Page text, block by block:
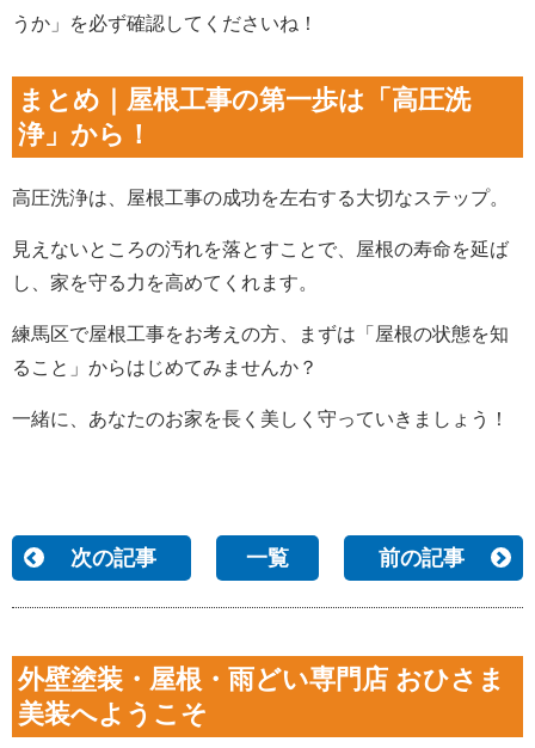
うか」を必ず確認してくださいね！
まとめ｜屋根工事の第一歩は「高圧洗
浄」から！
高圧洗浄は、屋根工事の成功を左右する大切なステップ。
見えないところの汚れを落とすことで、屋根の寿命を延ば
し、家を守る力を高めてくれます。
練馬区で屋根工事をお考えの方、まずは「屋根の状態を知
ること」からはじめてみませんか？
一緒に、あなたのお家を長く美しく守っていきましょう！
次の記事 一覧 前の記事
外壁塗装・屋根・雨どい専門店 おひさま
美装へようこそ